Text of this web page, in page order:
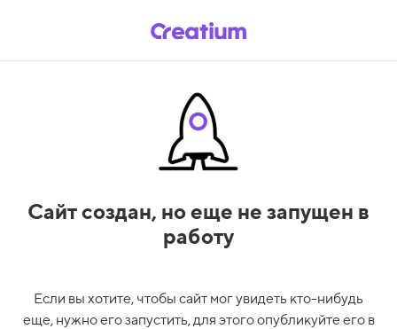
Сайт создан, но еще не запущен в
работу
Если вы хотите, чтобы сайт мог увидеть кто-нибудь
еще, нужно его запустить, для этого опубликуйте его в